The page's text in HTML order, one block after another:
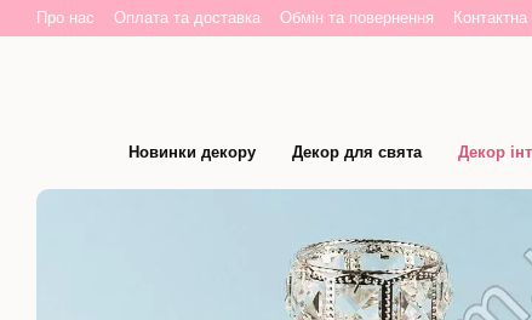
Перейти до основного контенту
Про нас Оплата та доставка Обмін та повернення
Новинки декору Декор для свята Декор